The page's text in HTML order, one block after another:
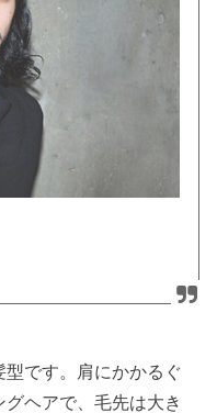
です。肩にかかるぐ
ヘアで、毛先は大き